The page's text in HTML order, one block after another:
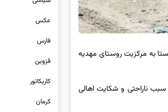
یکی از دهستان‌های پرجمعیت شهرستان هلیلان بوده که شامل ۱۳ روستا به مرکزیت روستای مهدیه
سبب ناراحتی و شکایت اهالی
عکس
فارس
قزوین
کاریکاتور
کرمان